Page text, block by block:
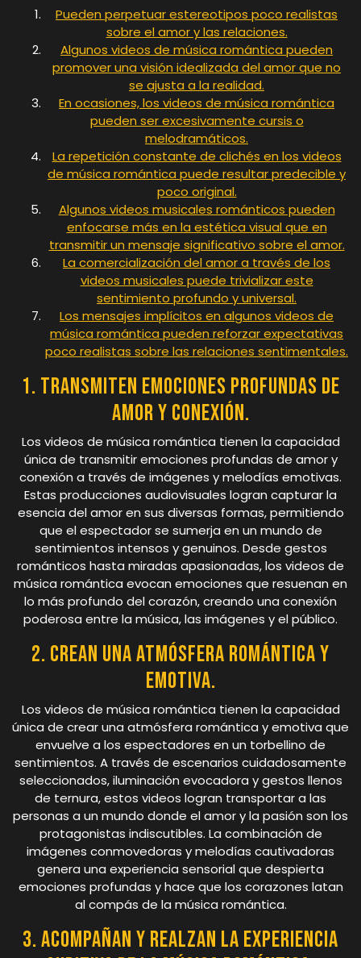
Pueden perpetuar estereotipos poco realistas
sobre el amor y las relaciones.
Algunos videos de música romántica pueden
promover una visión idealizada del amor que no
se ajusta a la realidad.
En ocasiones, los videos de música romántica
pueden ser excesivamente cursis o
melodramáticos.
La repetición constante de clichés en los videos
de música romántica puede resultar predecible y
poco original.
Algunos videos musicales románticos pueden
enfocarse más en la estética visual que en
transmitir un mensaje significativo sobre el amor.
La comercialización del amor a través de los
videos musicales puede trivializar este
sentimiento profundo y universal.
Los mensajes implícitos en algunos videos de
música romántica pueden reforzar expectativas
poco realistas sobre las relaciones sentimentales.
1. Transmiten emociones profundas de
amor y conexión.
Los videos de música romántica tienen la capacidad
única de transmitir emociones profundas de amor y
conexión a través de imágenes y melodías emotivas.
Estas producciones audiovisuales logran capturar la
esencia del amor en sus diversas formas, permitiendo
que el espectador se sumerja en un mundo de
sentimientos intensos y genuinos. Desde gestos
románticos hasta miradas apasionadas, los videos de
música romántica evocan emociones que resuenan en
lo más profundo del corazón, creando una conexión
poderosa entre la música, las imágenes y el público.
2. Crean una atmósfera romántica y
emotiva.
Los videos de música romántica tienen la capacidad
única de crear una atmósfera romántica y emotiva que
envuelve a los espectadores en un torbellino de
sentimientos. A través de escenarios cuidadosamente
seleccionados, iluminación evocadora y gestos llenos
de ternura, estos videos logran transportar a las
personas a un mundo donde el amor y la pasión son los
protagonistas indiscutibles. La combinación de
imágenes conmovedoras y melodías cautivadoras
genera una experiencia sensorial que despierta
emociones profundas y hace que los corazones latan
al compás de la música romántica.
3. Acompañan y realzan la experiencia